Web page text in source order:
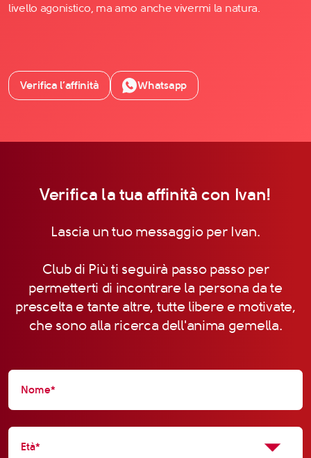
livello agonistico, ma amo anche vivermi la natura.
Verifica l’affinità Whatsapp
Verifica la tua affinità con Ivan!
Lascia un tuo messaggio per Ivan.
Club di Più ti seguirà passo passo per
permetterti di incontrare la persona da te
prescelta e tante altre, tutte libere e motivate,
che sono alla ricerca dell'anima gemella.